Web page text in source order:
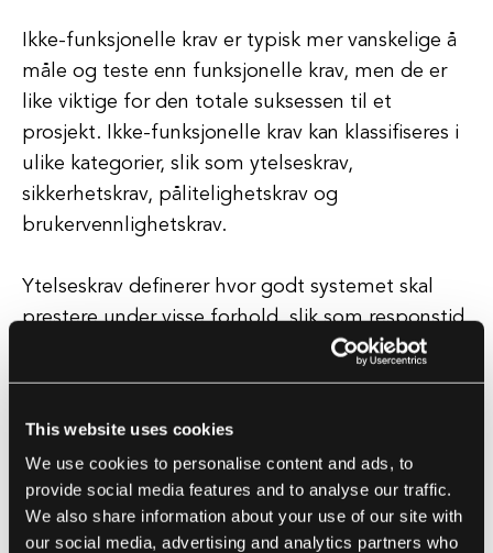
This website uses cookies
We use cookies to personalise content and ads, to
provide social media features and to analyse our traffic.
We also share information about your use of our site with
our social media, advertising and analytics partners who
Ikke-funksjonelle krav er typisk mer vanskelige å
måle og teste enn funksjonelle krav, men de er
like viktige for den totale suksessen til et
prosjekt. Ikke-funksjonelle krav kan klassifiseres i
ulike kategorier, slik som ytelseskrav,
sikkerhetskrav, pålitelighetskrav og
brukervennlighetskrav.
Ytelseskrav definerer hvor godt systemet skal
prestere under visse forhold, slik som responstid,
gjennomstrømning og ressursbruk.
beskytte sensitive data og forhindre uautorisert
tilgang.
Pålitelighetskrav definerer hvor pålitelig systemet